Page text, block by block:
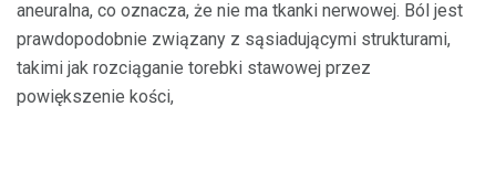
aneuralna, co oznacza, że ​​nie ma tkanki nerwowej. Ból jest
prawdopodobnie związany z sąsiadującymi strukturami,
takimi jak rozciąganie torebki stawowej przez
powiększenie kości,